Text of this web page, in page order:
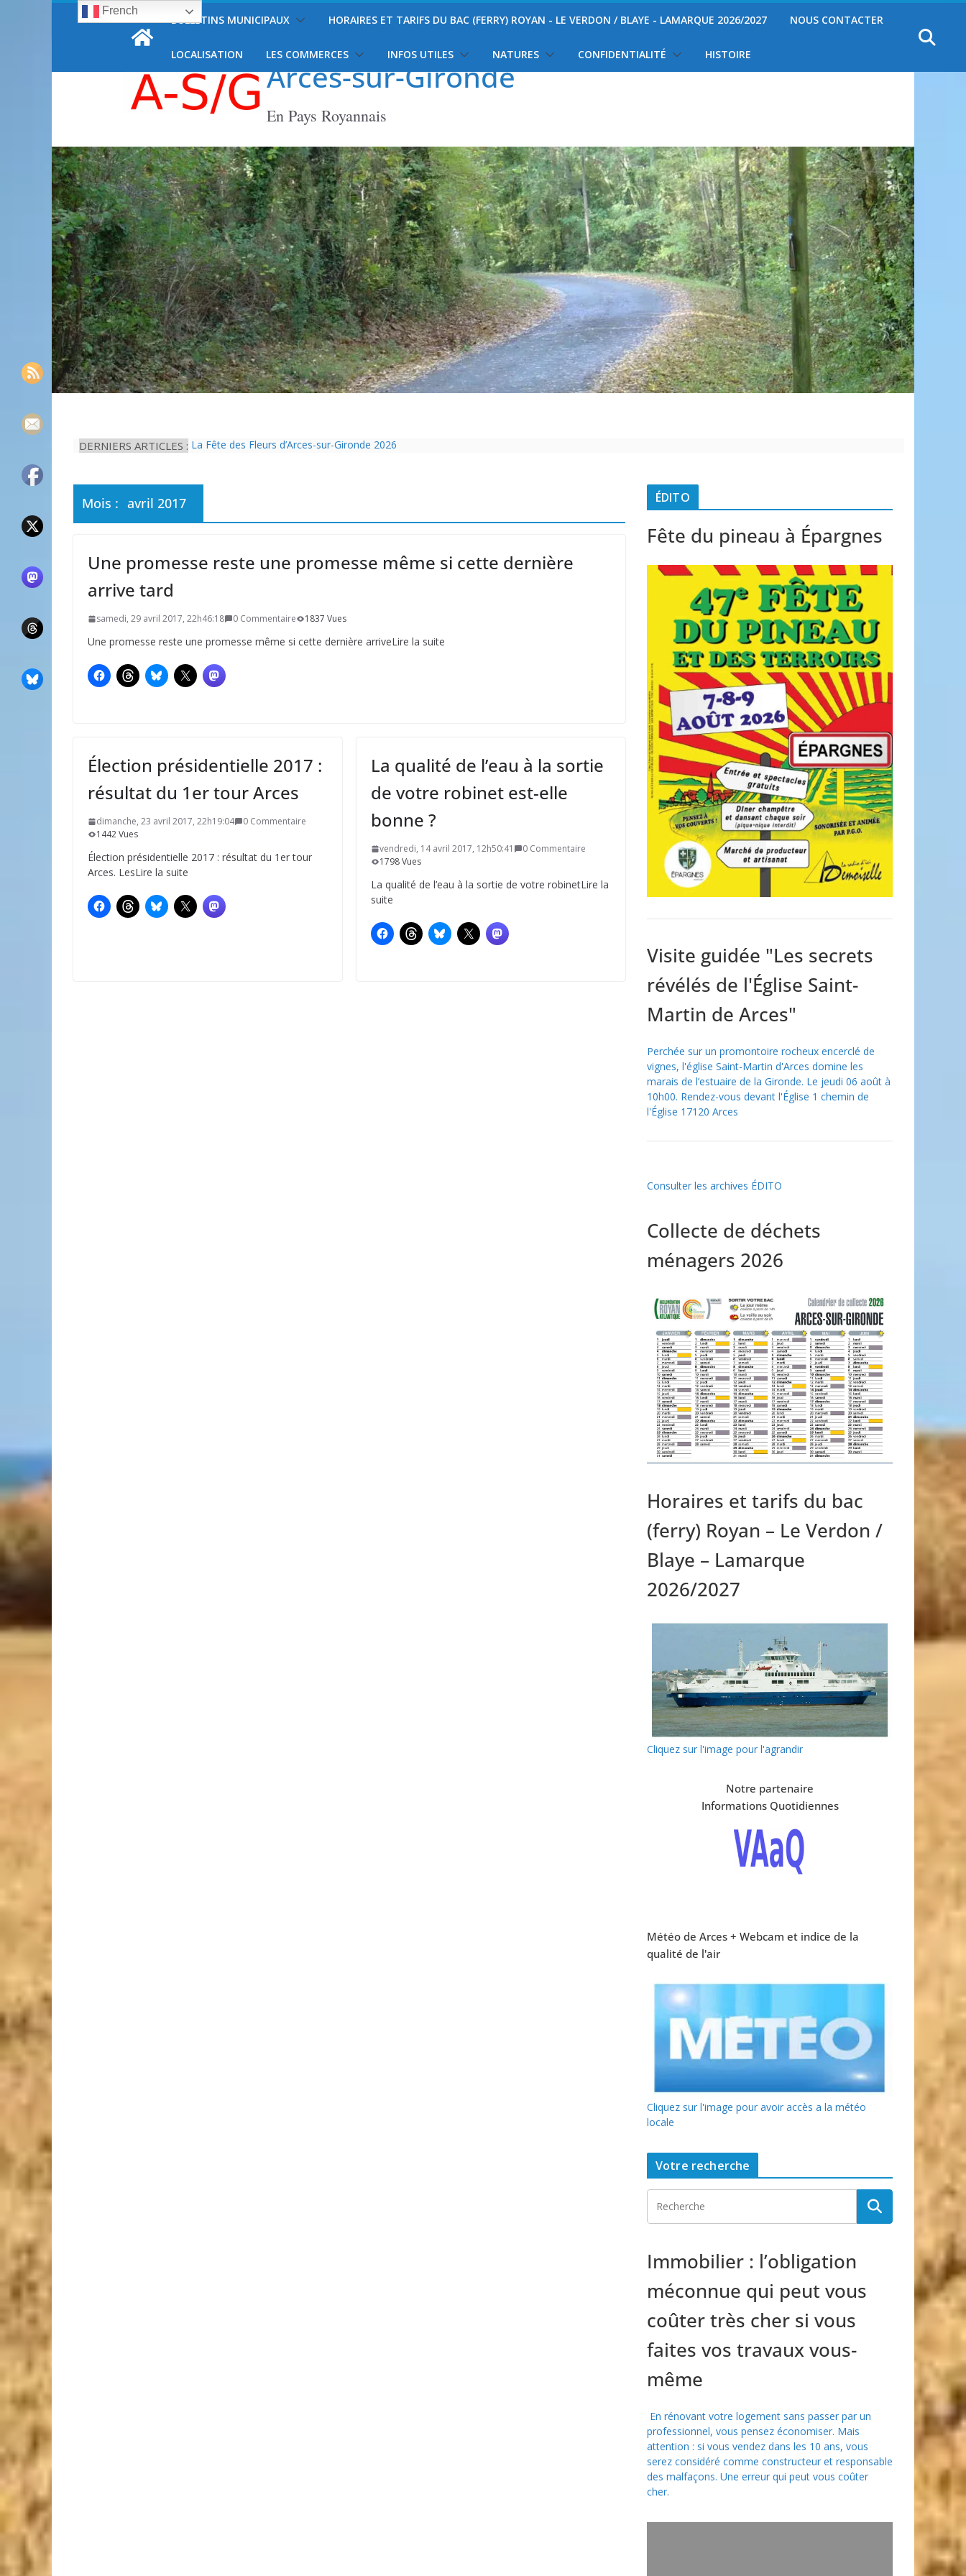
Passerdimanche, 9 août, 2026
Arces-sur-Gironde
En Pays Royannais
BULLETINS MUNICIPAUX HORAIRES ET TARIFS DU BAC (FERRY) ROYAN - LE VERDON / BLAYE - LAMARQUE 2026/2027 NOUS CONTACTER
LOCALISATION LES COMMERCES INFOS UTILES NATURES CONFIDENTIALITÉ HISTOIRE
DERNIERS ARTICLES : La Fête des Fleurs d’Arces-sur-Gironde 2026
Il est interdit de tondre sa pelouse de 12h à 16h à partir du 7 juin
Mois : avril 2017
Une promesse reste une promesse même si cette dernière
arrive tard
samedi, 29 avril 2017, 22h46:18 0 Commentaire 1837 Vues
Une promesse reste une promesse même si cette dernière arriveLire la suite
Élection présidentielle 2017 :
résultat du 1er tour Arces
dimanche, 23 avril 2017, 22h19:04
0 Commentaire
1442 Vues
Élection présidentielle 2017 : résultat du 1er tour
Arces. LesLire la suite
La qualité de l’eau à la sortie
de votre robinet est-elle
bonne ?
vendredi, 14 avril 2017, 12h50:41
0 Commentaire
1798 Vues
La qualité de l’eau à la sortie de votre robinetLire la
suite
ÉDITO
Fête du pineau à Épargnes
Visite guidée "Les secrets
révélés de l'Église Saint-
Martin de Arces"
Perchée sur un promontoire rocheux encerclé de
vignes, l'église Saint-Martin d'Arces domine les
marais de l’estuaire de la Gironde. Le jeudi 06 août à
10h00. Rendez-vous devant l'Église 1 chemin de
l'Église 17120 Arces
Consulter les archives ÉDITO
Collecte de déchets
ménagers 2026
Horaires et tarifs du bac
(ferry) Royan – Le Verdon /
Blaye – Lamarque
2026/2027
Cliquez sur l'image pour l'agrandir
Notre partenaire
Informations Quotidiennes
Météo de Arces + Webcam et indice de la
qualité de l'air
Cliquez sur l'image pour avoir accès a la météo
locale
Votre recherche
Immobilier : l’obligation
méconnue qui peut vous
coûter très cher si vous
faites vos travaux vous-
même
En rénovant votre logement sans passer par un
professionnel, vous pensez économiser. Mais
attention : si vous vendez dans les 10 ans, vous
serez considéré comme constructeur et responsable
des malfaçons. Une erreur qui peut vous coûter
cher.
French